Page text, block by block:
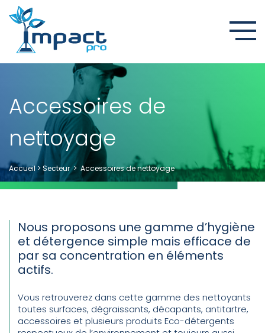
Accueil >Secteur> Accessoires de nettoyage
Accessoires de
nettoyage
Nous proposons une gamme d’hygiène
et détergence simple mais efficace de
par sa concentration en éléments
actifs.
Vous retrouverez dans cette gamme des nettoyants
toutes surfaces, dégraissants, décapants, antitartre,
accessoires et plusieurs produits Eco-détergents